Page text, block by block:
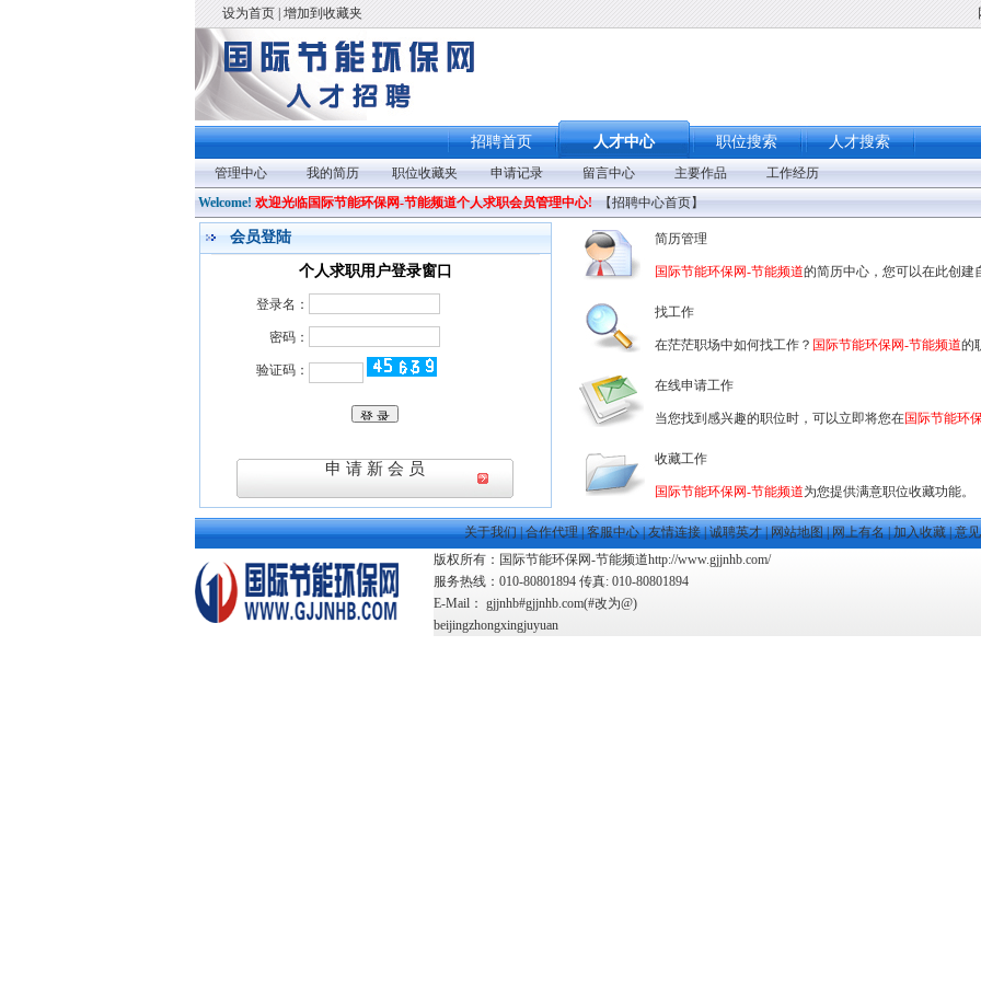
设为首页 增加到收藏夹
招聘首页 人才中心 职位搜索 人才搜索
管理中心 我的简历 职位收藏夹 申请记录 留言中心 主要作品
工作经历
Welcome!欢迎光临国际节能环保网-节能频道个人求职会员管理中心!【招聘中心首页】
会员登陆
个人求职用户登录窗口
登录名：
密码：
验证码：
申 请 新 会 员
简历管理
国际节能环保网-节能频道的简历中心，您可以在此创建
找工作
在茫茫职场中如何找工作？ 国际节能环保网-节能频道的
在线申请工作
当您找到感兴趣的职位时，可以立即将您在国际节能环
收藏工作
国际节能环保网-节能频道为您提供满意职位收藏功能。
关于我们|合作代理|客服中心|友情连接|诚聘英才|网站地图|网上有名|加入收藏|意
版权所有：国际节能环保网-节能频道http://www.gjjnhb.com/
服务热线：010-80801894 传真: 010-80801894
E-Mail： gjjnhb#gjjnhb.com(#改为@)
beijingzhongxingjuyuan